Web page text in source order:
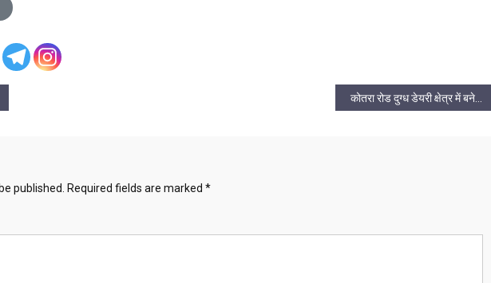
कोतरा रोड दुग्ध डेयरी क्षेत्र में बनेगा आधुनिक ऑक्सीजोन, नागरिकों को मिलेगा हरित व बहुउद्देशीय सुविधा केंद्र
published. Required fields are marked *